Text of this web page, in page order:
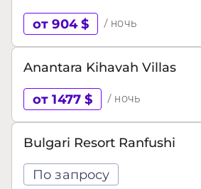
от 904 $ / ночь
Anantara Kihavah Villas
от 1477 $ / ночь
Bulgari Resort Ranfushi
По запросу